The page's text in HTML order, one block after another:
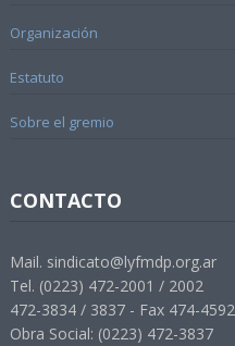
Organización
Estatuto
Sobre el gremio
CONTACTO
Mail. sindicato@lyfmdp.org.ar
Tel. (0223) 472-2001 / 2002
472-3834 / 3837 - Fax 474-4592
Obra Social: (0223) 472-3837